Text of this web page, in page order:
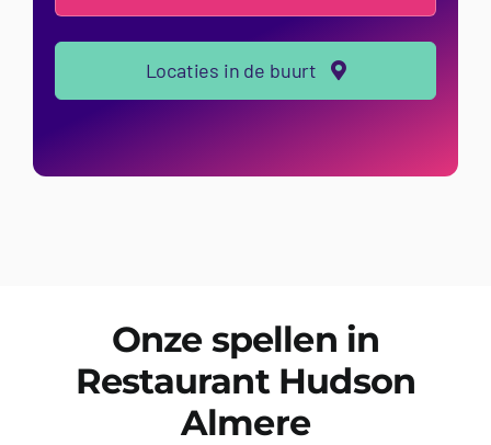
Locaties in de buurt
Onze spellen in
Restaurant Hudson
Almere